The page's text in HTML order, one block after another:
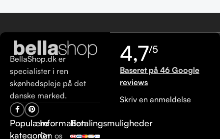
BellaShop.dk er
specialister i ren
skønhedspleje på det
danske marked.
Populære
kategorier
Information
Om os
Betalingsmuligheder
4,7/5
Baseret på 46 Google
reviews
Skriv en anmeldelse